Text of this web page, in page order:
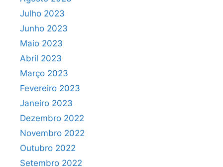
Julho 2023
Junho 2023
Maio 2023
Abril 2023
Março 2023
Fevereiro 2023
Janeiro 2023
Dezembro 2022
Novembro 2022
Outubro 2022
Setembro 2022